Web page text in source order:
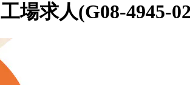
場求人(G08-4945-